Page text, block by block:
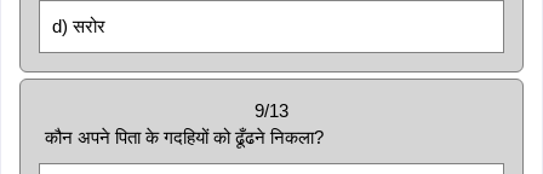
d) सरोर
9/13
कौन अपने पिता के गदहियों को ढूँढने निकला?